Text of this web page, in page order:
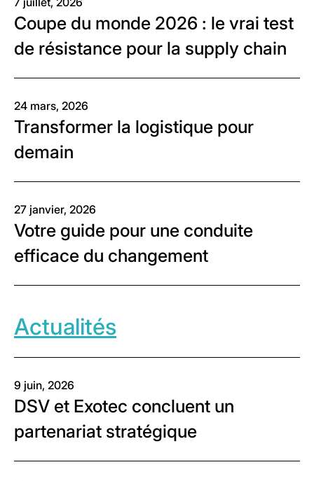
Coupe du monde 2026 : le vrai test
de résistance pour la supply chain
24 mars, 2026
Transformer la logistique pour
demain
27 janvier, 2026
Votre guide pour une conduite
efficace du changement
Actualités
9 juin, 2026
DSV et Exotec concluent un
partenariat stratégique